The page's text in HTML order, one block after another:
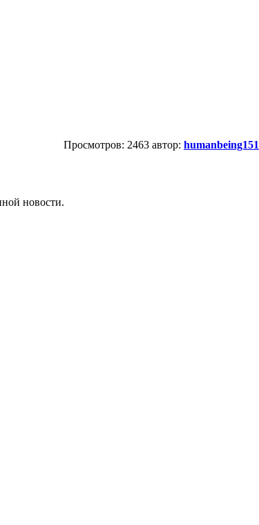
Просмотров: 2463 автор: humanbeing151
новости.